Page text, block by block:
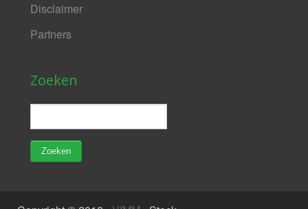
Disclaimer
Partners
Zoeken